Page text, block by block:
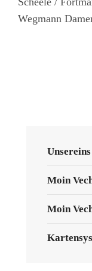
Wegmann
Unsereins
Moin
Moin